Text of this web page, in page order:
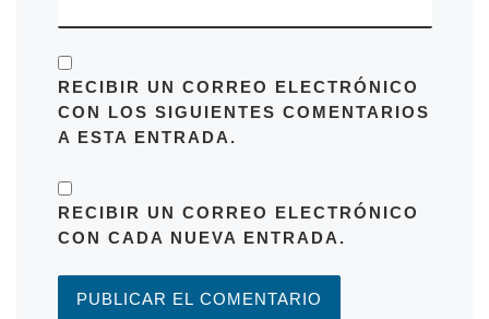
RECIBIR UN CORREO ELECTRÓNICO
CON LOS SIGUIENTES COMENTARIOS
A ESTA ENTRADA.
RECIBIR UN CORREO ELECTRÓNICO
CON CADA NUEVA ENTRADA.